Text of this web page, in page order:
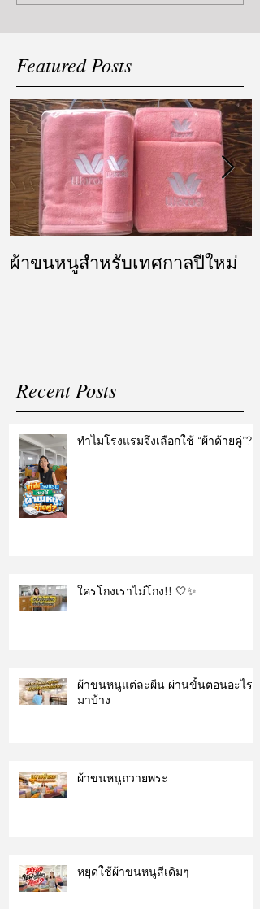
Featured Posts
ผ้าขนหนูสำหรับเทศกาลปีใหม่
Recent Posts
ทำไมโรงแรมจึงเลือกใช้ “ผ้าด้ายคู่”?
ใครโกงเราไม่โกง!! 🤍✨
ผ้าขนหนูแต่ละผืน ผ่านขั้นตอนอะไร
มาบ้าง
ผ้าขนหนูถวายพระ
หยุดใช้ผ้าขนหนูสีเดิมๆ